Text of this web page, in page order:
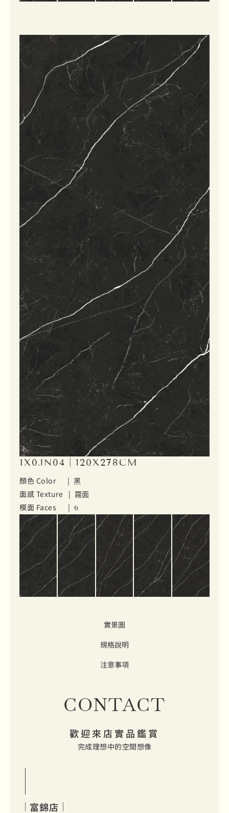
實景圖
規格說明
注意事項
IX0JN04｜120X278CM
顏色 Color | 黑
面感 Texture | 霧面
模面 Faces | 6
CONTACT
歡迎來店實品鑑賞
完成理想中的空間想像
富錦店